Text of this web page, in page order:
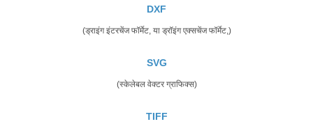
DXF
(ड्राइंग इंटरचेंज फॉर्मेट, या ड्रॉइंग एक्सचेंज फॉर्मेट,)
SVG
(स्केलेबल वेक्टर ग्राफिक्स)
TIFF